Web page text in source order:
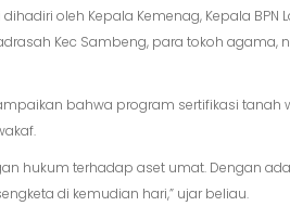
oleh Kepala Kemenag, Kepala BPN
Kec Sambeng, para tokoh
bahwa program sertifikasi
hukum terhadap aset umat. Dengan
di kemudian hari,” ujar beliau.